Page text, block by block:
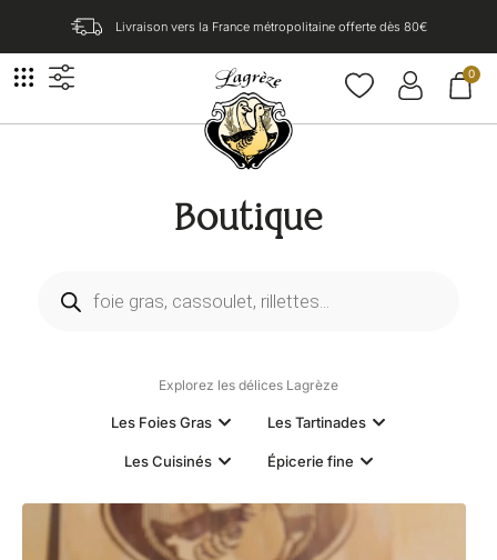
Livraison vers la France métropolitaine offerte dès 80€​
0
Boutique
Explorez les délices Lagrèze
Les Foies Gras Les Tartinades
Les Cuisinés Épicerie fine